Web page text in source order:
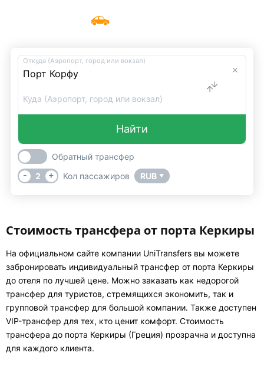
Такси до порта Керкиры
Откуда (Аэропорт, город или вокзал)
Куда (Аэропорт, город или вокзал)
Найти
Обратный трансфер
-
2 + Кол пассажиров RUB ▼
Стоимость трансфера от порта Керкиры
На официальном сайте компании UniTransfers вы можете
забронировать индивидуальный трансфер от порта Керкиры
до отеля по лучшей цене. Можно заказать как недорогой
трансфер для туристов, стремящихся экономить, так и
групповой трансфер для большой компании. Также доступен
VIP-трансфер для тех, кто ценит комфорт. Стоимость
трансфера до порта Керкиры (Греция) прозрачна и доступна
для каждого клиента.